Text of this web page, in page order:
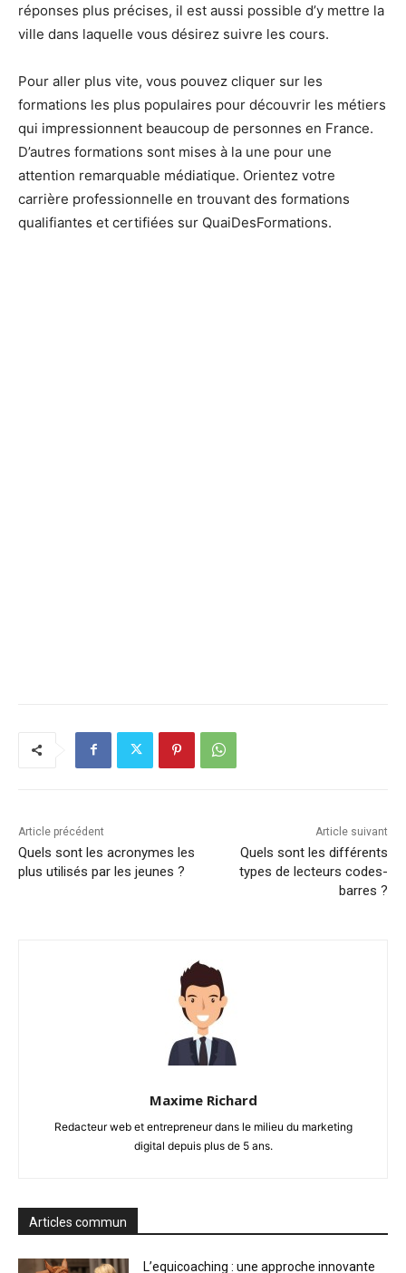
réponses plus précises, il est aussi possible d’y mettre la
ville dans laquelle vous désirez suivre les cours.
Pour aller plus vite, vous pouvez cliquer sur les
formations les plus populaires pour découvrir les métiers
qui impressionnent beaucoup de personnes en France.
D’autres formations sont mises à la une pour une
attention remarquable médiatique. Orientez votre
carrière professionnelle en trouvant des formations
qualifiantes et certifiées sur QuaiDesFormations.
Article précédent
Quels sont les acronymes les
plus utilisés par les jeunes ?
Article suivant
Quels sont les différents
types de lecteurs codes-
barres ?
Maxime Richard
Redacteur web et entrepreneur dans le milieu du marketing
digital depuis plus de 5 ans.
Articles commun
L’equicoaching : une approche innovante